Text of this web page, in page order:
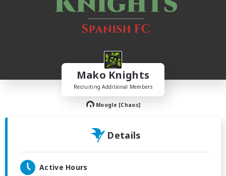
Mako Knights
Recruiting Additional Members
Moogle [Chaos]
Details
Active Hours